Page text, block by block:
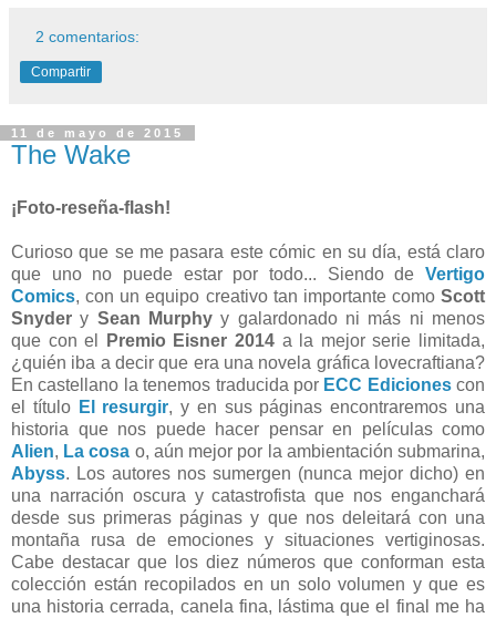
2 comentarios:
Compartir
11 de mayo de 2015
The Wake
¡Foto-reseña-flash!
Curioso que se me pasara este cómic en su día, está claro
que uno no puede estar por todo... Siendo de Vertigo
Comics, con un equipo creativo tan importante como Scott
Snyder y Sean Murphy y galardonado ni más ni menos
que con el
Premio Eisner 2014 a la mejor serie limitada,
¿quién iba a decir que era una novela gráfica lovecraftiana?
En castellano la tenemos traducida por ECC Edicionescon
el título El resurgir, y en sus páginas encontraremos una
historia que nos puede hacer pensar en películas como
Alien, La cosa o, aún mejor por la ambientación submarina,
Abyss. Los autores nos sumergen (nunca mejor dicho) en
una narración oscura y catastrofista que nos enganchará
desde sus primeras páginas y que nos deleitará con una
montaña rusa de emociones y situaciones vertiginosas.
Cabe destacar que los diez números que conforman esta
colección están recopilados en un solo volumen y que es
una historia cerrada, canela fina, lástima que el final me ha